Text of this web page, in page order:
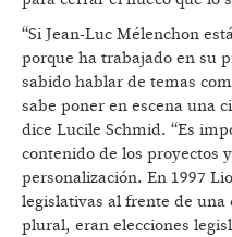
“Si Jean-Luc Mélenchon
porque ha trabajado en su
sabido hablar de temas
sabe poner en escena una
dice Lucile Schmid. “Es
contenido de los proyectos
personalización. En 1997
legislativas al frente de
plural, eran elecciones